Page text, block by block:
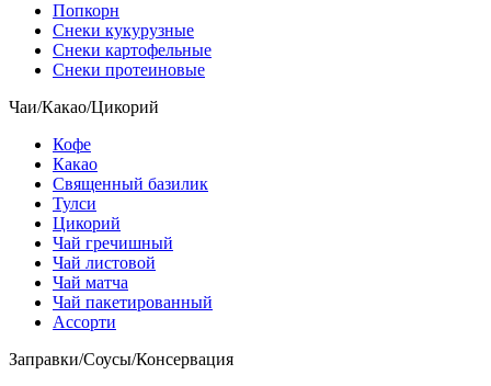
Попкорн
Снеки кукурузные
Снеки картофельные
Снеки протеиновые
Чаи/Какао/Цикорий
Кофе
Какао
Священный базилик
Тулси
Цикорий
Чай гречишный
Чай листовой
Чай матча
Чай пакетированный
Ассорти
Заправки/Соусы/Консервация